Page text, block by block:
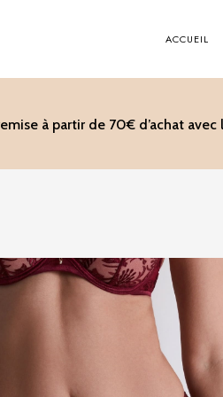
ACCUEIL
à partir de 70€ d’achat avec